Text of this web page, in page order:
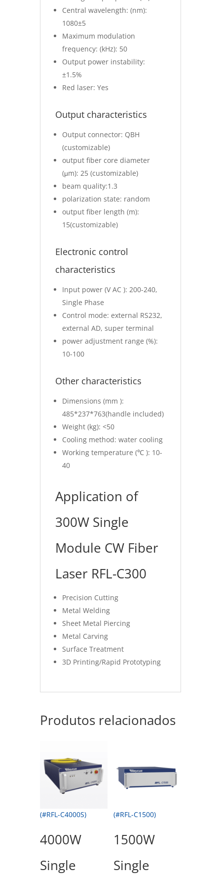
Central wavelength: (nm):
1080±5
Maximum modulation
frequency: (kHz): 50
Output power instability:
±1.5%
Red laser: Yes
Output characteristics
Output connector: QBH
(customizable)
output fiber core diameter
(μm): 25 (customizable)
beam quality:1.3
polarization state: random
output fiber length (m):
15(customizable)
Electronic control
characteristics
Input power (V AC ): 200-240,
Single Phase
Control mode: external RS232,
external AD, super terminal
power adjustment range (%):
10-100
Other characteristics
Dimensions (mm ):
485*237*763(handle included)
Weight (kg): <50
Cooling method: water cooling
Working temperature (℃ ): 10-
40
Application of
300W Single
Module CW Fiber
Laser RFL-C300
Precision Cutting
Metal Welding
Sheet Metal Piercing
Metal Carving
Surface Treatment
3D Printing/Rapid Prototyping
Produtos relacionados
(#RFL-C4000S)
4000W
Single
(#RFL-C1500)
1500W
Single